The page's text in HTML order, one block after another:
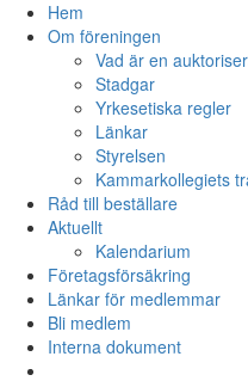
Hem
Om föreningen
Vad är en
Stadgar
Yrkesetiska regler
Länkar
Styrelsen
Kammarkollegiets
Råd till beställare
Aktuellt
Kalendarium
Företagsförsäkring
Länkar för medlemmar
Bli medlem
Interna dokument